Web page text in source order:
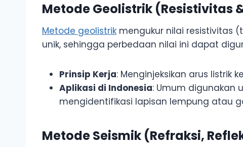
Metode Geolistrik (Resistivitas
Metode geolistrik mengukur nilai resistivitas
unik, sehingga perbedaan nilai ini dapat
Prinsip Kerja: Menginjeksikan arus
Aplikasi di Indonesia: Umum digunakan
mengidentifikasi lapisan lempung atau
Metode Seismik (Refraksi,